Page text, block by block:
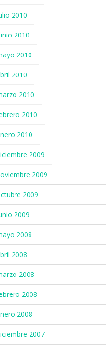
2010
2010
2010
2010
2010
2010
2010
2009
2009
2009
2009
2008
2008
2008
2008
2008
2007